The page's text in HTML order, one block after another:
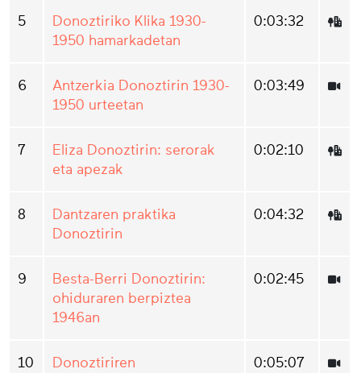
5
Donoztiriko Klika 1930-
1950 hamarkadetan
0:03:32
6
Antzerkia Donoztirin 1930-
1950 urteetan
0:03:49
7
Eliza Donoztirin: serorak
eta apezak
0:02:10
8
Dantzaren praktika
Donoztirin
0:04:32
9
Besta-Berri Donoztirin:
ohiduraren berpiztea
1946an
0:02:45
10
Donoztiriren
0:05:07